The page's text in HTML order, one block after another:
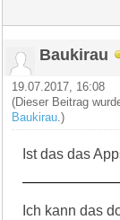
Baukirau
19.07.2017, 16:08
(Dieser Beitrag
Baukirau .)
Ist das das
Ich kann das